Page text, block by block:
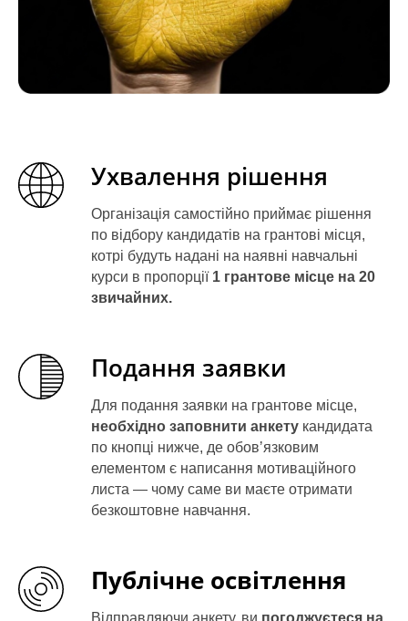
Ухвалення рішення
Організація самостійно приймає рішення
по відбору кандидатів на грантові місця,
котрі будуть надані на наявні навчальні
курси в пропорції 1 грантове місце на 20
звичайних.
Подання заявки
Для подання заявки на грантове місце,
необхідно заповнити анкету кандидата
по кнопці нижче, де обовʼязковим
елементом є написання мотиваційного
листа — чому саме ви маєте отримати
безкоштовне навчання.
Публічне освітлення
Відправляючи анкету, ви погоджуєтеся на